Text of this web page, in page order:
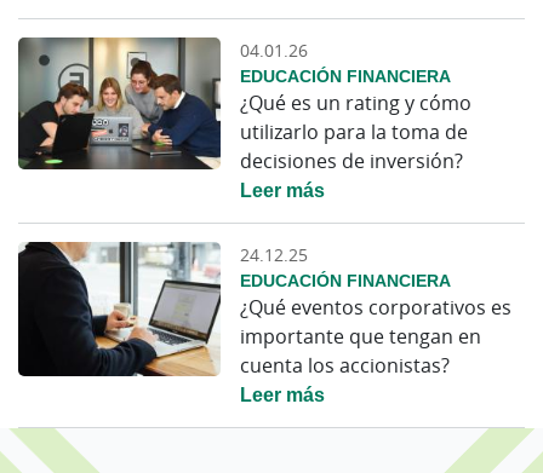
04.01.26
EDUCACIÓN FINANCIERA
¿Qué es un rating y cómo
utilizarlo para la toma de
decisiones de inversión?
Leer más
24.12.25
EDUCACIÓN FINANCIERA
¿Qué eventos corporativos es
importante que tengan en
cuenta los accionistas?
Leer más